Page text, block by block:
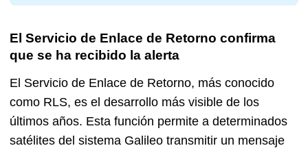
El Servicio de Enlace de Retorno confirma
que se ha recibido la alerta
El Servicio de Enlace de Retorno, más conocido
como RLS, es el desarrollo más visible de los
últimos años. Esta función permite a determinados
satélites del sistema Galileo transmitir un mensaje